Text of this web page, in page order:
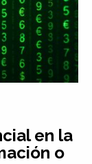
en la
o